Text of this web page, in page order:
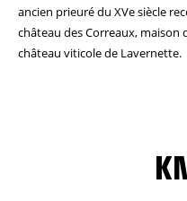
ancien prieuré du XVe siècle
château des Correaux, maison
château viticole de Lavernette.